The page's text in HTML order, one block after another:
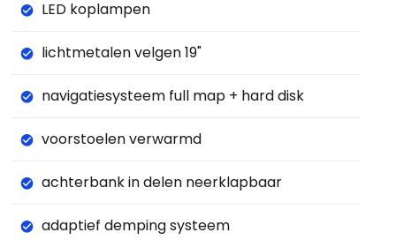
LED koplampen
lichtmetalen velgen 19"
navigatiesysteem full map + hard disk
voorstoelen verwarmd
achterbank in delen neerklapbaar
adaptief demping systeem